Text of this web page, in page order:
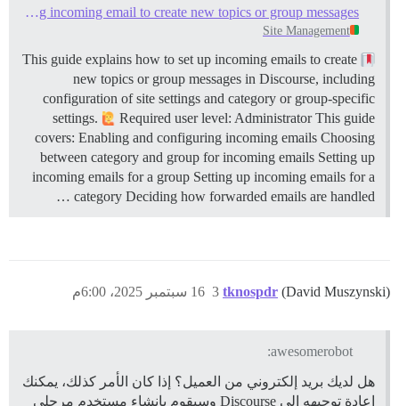
Configuring incoming email to create new topics or group messages
Site Management
This guide explains how to set up incoming emails to create
new topics or group messages in Discourse, including
configuration of site settings and category or group-specific
settings.
Required user level: Administrator This guide
covers: Enabling and configuring incoming emails Choosing
between category and group for incoming emails Setting up
incoming emails for a group Setting up incoming emails for a
category Deciding how forwarded emails are handled …
tknospdr (David Muszynski) 16 سبتمبر 2025، 6:00م 3
awesomerobot:
هل لديك بريد إلكتروني من العميل؟ إذا كان الأمر كذلك، يمكنك
إعادة توجيهه إلى Discourse وسيقوم بإنشاء مستخدم مرحلي